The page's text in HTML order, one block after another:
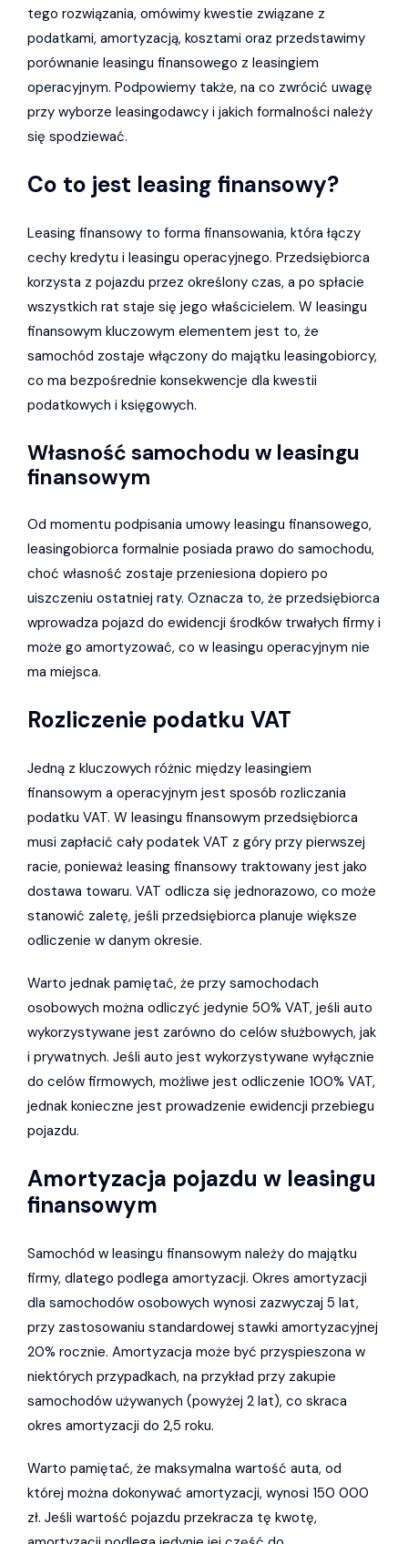
tego rozwiązania, omówimy kwestie związane z
podatkami, amortyzacją, kosztami oraz przedstawimy
porównanie leasingu finansowego z leasingiem
operacyjnym. Podpowiemy także, na co zwrócić uwagę
przy wyborze leasingodawcy i jakich formalności należy
się spodziewać.
Co to jest leasing finansowy?
Leasing finansowy to forma finansowania, która łączy
cechy kredytu i leasingu operacyjnego. Przedsiębiorca
korzysta z pojazdu przez określony czas, a po spłacie
wszystkich rat staje się jego właścicielem. W leasingu
finansowym kluczowym elementem jest to, że
samochód zostaje włączony do majątku leasingobiorcy,
co ma bezpośrednie konsekwencje dla kwestii
podatkowych i księgowych.
Własność samochodu w leasingu
finansowym
Od momentu podpisania umowy leasingu finansowego,
leasingobiorca formalnie posiada prawo do samochodu,
choć własność zostaje przeniesiona dopiero po
uiszczeniu ostatniej raty. Oznacza to, że przedsiębiorca
wprowadza pojazd do ewidencji środków trwałych firmy i
może go amortyzować, co w leasingu operacyjnym nie
ma miejsca.
Rozliczenie podatku VAT
Jedną z kluczowych różnic między leasingiem
finansowym a operacyjnym jest sposób rozliczania
podatku VAT. W leasingu finansowym przedsiębiorca
musi zapłacić cały podatek VAT z góry przy pierwszej
racie, ponieważ leasing finansowy traktowany jest jako
dostawa towaru. VAT odlicza się jednorazowo, co może
stanowić zaletę, jeśli przedsiębiorca planuje większe
odliczenie w danym okresie.
Warto jednak pamiętać, że przy samochodach
osobowych można odliczyć jedynie 50% VAT, jeśli auto
wykorzystywane jest zarówno do celów służbowych, jak
i prywatnych. Jeśli auto jest wykorzystywane wyłącznie
do celów firmowych, możliwe jest odliczenie 100% VAT,
jednak konieczne jest prowadzenie ewidencji przebiegu
pojazdu.
Amortyzacja pojazdu w leasingu
finansowym
Samochód w leasingu finansowym należy do majątku
firmy, dlatego podlega amortyzacji. Okres amortyzacji
dla samochodów osobowych wynosi zazwyczaj 5 lat,
przy zastosowaniu standardowej stawki amortyzacyjnej
20% rocznie. Amortyzacja może być przyspieszona w
niektórych przypadkach, na przykład przy zakupie
samochodów używanych (powyżej 2 lat), co skraca
okres amortyzacji do 2,5 roku.
Warto pamiętać, że maksymalna wartość auta, od
której można dokonywać amortyzacji, wynosi 150 000
zł. Jeśli wartość pojazdu przekracza tę kwotę,